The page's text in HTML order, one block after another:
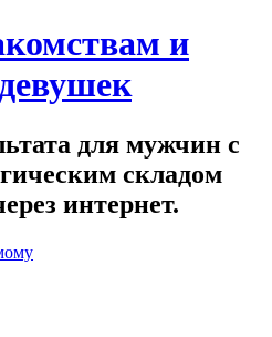
и
для мужчин с
складом
интернет.